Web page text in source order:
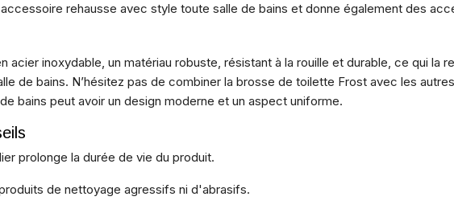
rehausse avec style toute salle de bains et donne également des
acier inoxydable, un matériau robuste, résistant à la rouille et durable, ce qui la
de bains. N’hésitez pas de combiner la brosse de toilette Frost avec les
bains peut avoir un design moderne et un aspect uniforme.
prolonge la durée de vie du produit.
de nettoyage agressifs ni d'abrasifs.